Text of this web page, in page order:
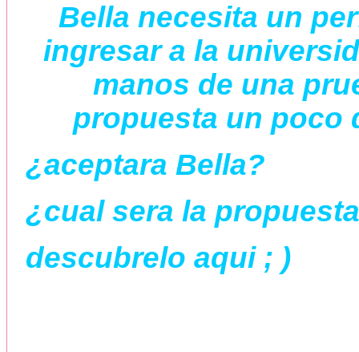
Bella necesita un
ingresar a la
manos de una
propuesta un poco
¿aceptara Bella?
¿cual sera la
descubrelo aqui ; )